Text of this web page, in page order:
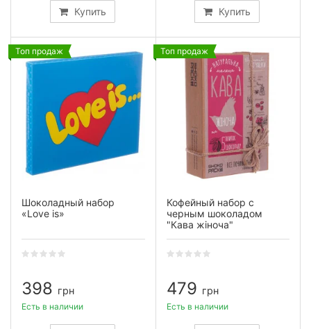
Купить Купить
Топ продаж
Шоколадный набор
«Love is»
398 грн
Есть в наличии
Топ продаж
Кофейный набор с
черным шоколадом
"Кава жіноча"
479 грн
Есть в наличии